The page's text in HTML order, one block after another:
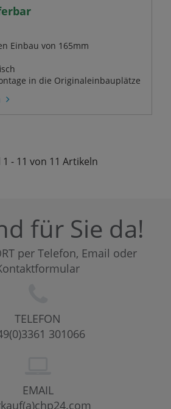
Einbau von 165mm
in die Originaleinbauplätze
1 - 11 von 11 Artikeln
für Sie da!
per Telefon, Email oder
TELEFON
301066
EMAIL